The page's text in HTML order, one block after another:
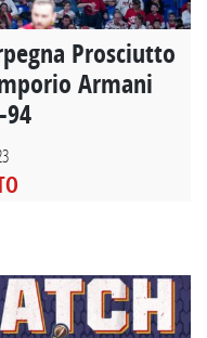
Prosciutto
Armani